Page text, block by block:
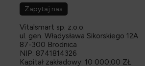
Zapytaj nas
Vitalsmart sp. z.o.o.
ul. gen. Władysława Sikorskiego 12A
87-300 Brodnica
NIP: 8741814326
Kapitał zakładowy: 10 000,00 ZŁ